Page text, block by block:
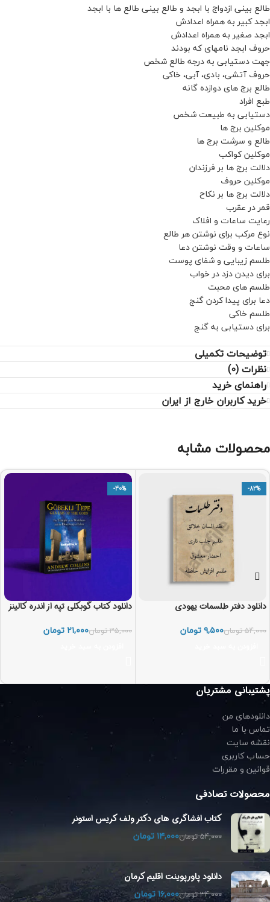
طالع بینی ازدواج با ابجد و طالع بینی طالع ها با ابجد
ابجد کبیر به همراه اعدادش
ابجد صغیر به همراه اعدادش
حروف ابجد نامهای که بودند
جهت دستیابی به درجه طالع شخص
حروف آتشی، بادی، آبی، خاکی
طالع برج های دوازده گانه
طبع افراد
دستیابی به طبیعت شخص
موکلین برج ها
طالع و سرشت برج ها
موکلین کواکب
دلالت برج ها بر فرزندان
موکلین حروف
دلالت برج ها بر نکاح
قمر در عقرب
رعایت ساعات و افلاک
نوع مرکب برای نوشتن هر طالع
ساعات و وقت نوشتن دعا
طلسم زیبایی و شفای پوست
برای دیدن دزد در خواب
طلسم های محبت
دعا برای پیدا کردن گنج
طلسم خاکی
برای دستیابی به گنج
توضیحات تکمیلی
نظرات (0)
راهنمای خرید
خرید کاربران خارج از ایران
محصولات مشابه
-82%
دانلود دفتر طلسمات یهودی
۵۴,۰۰۰تومان۹,۵۰۰تومان
-40%
دانلود کتاب گوبکلی تپه از اندره کالینز
۳۵,۰۰۰تومان۲۱,۰۰۰ تومان
پشتیبانی مشتریان
دانلودهای من
تماس با ما
نقشه سایت
حساب کاربری
قوانین و مقررات
محصولات تصادفی
کتاب افشاگری های دکتر ولف کریس استونر
۵۴,۰۰۰تومان۱۴,۰۰۰ تومان
دانلود پاورپوینت اقلیم کرمان
۳۴,۰۰۰تومان۱۶,۰۰۰ تومان